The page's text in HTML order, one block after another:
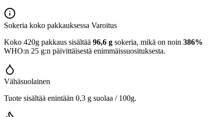
Sokeria koko pakkauksessa Varoitus
Koko 420g pakkaus sisältää 96,6 g sokeria, mikä on noin 386%
WHO:n 25 g:n päivittäisestä enimmäissuosituksesta.
Vähäsuolainen
Tuote sisältää enintään 0,3 g suolaa / 100g.